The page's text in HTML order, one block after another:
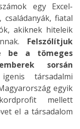
egy Excel-
családanyák, fiatal
akiknek hiteleik
Felszólítjuk
be a tömeges
sorsán
társadalmi
egyik
mellett
el a társadalom